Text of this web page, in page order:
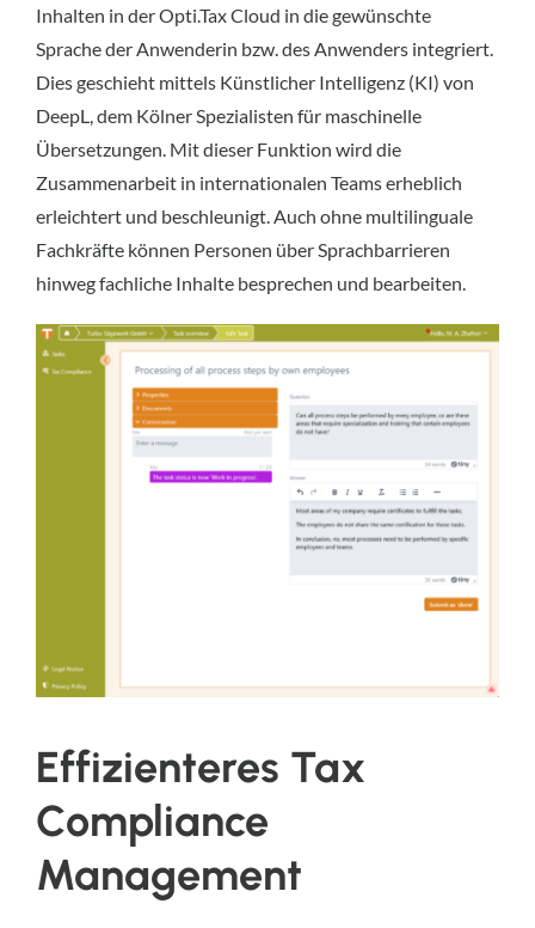
Inhalten in der Opti.Tax Cloud in die gewünschte
Sprache der Anwenderin bzw. des Anwenders integriert.
Dies geschieht mittels Künstlicher Intelligenz (KI) von
DeepL, dem Kölner Spezialisten für maschinelle
Übersetzungen. Mit dieser Funktion wird die
Zusammenarbeit in internationalen Teams erheblich
erleichtert und beschleunigt. Auch ohne multilinguale
Fachkräfte können Personen über Sprachbarrieren
hinweg fachliche Inhalte besprechen und bearbeiten.
Effizienteres Tax
Compliance
Management